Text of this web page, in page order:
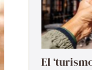
El